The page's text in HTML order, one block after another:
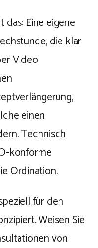
Eine eigene
die klar
Video
einen
Technisch
konforme
Ordination.
für den
Weisen Sie
von